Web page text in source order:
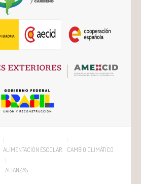
ALIMENTACIÓN ESCOLAR CAMBIO CLIMÁTICO
ALIANZAS